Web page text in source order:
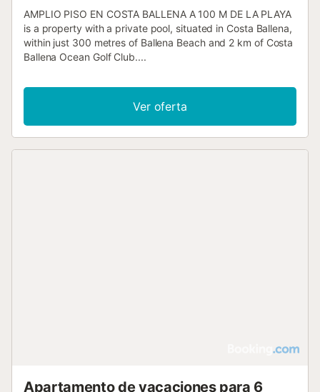
AMPLIO PISO EN COSTA BALLENA A 100 M DE LA PLAYA
is a property with a private pool, situated in Costa Ballena,
within just 300 metres of Ballena Beach and 2 km of Costa
Ballena Ocean Golf Club....
Ver oferta
Apartamento de vacaciones para 6